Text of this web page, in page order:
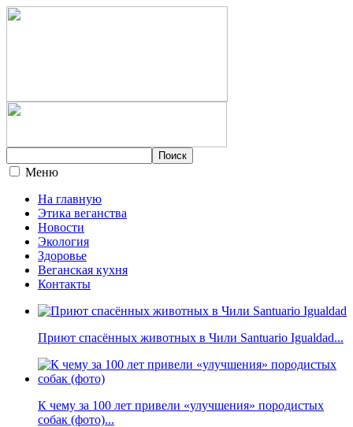
Меню
На главную
Этика веганства
Новости
Экология
Здоровье
Веганская кухня
Контакты
Приют спасённых животных в Чили Santuario Igualdad...
К чему за 100 лет привели «улучшения» породистых
собак (фото)...